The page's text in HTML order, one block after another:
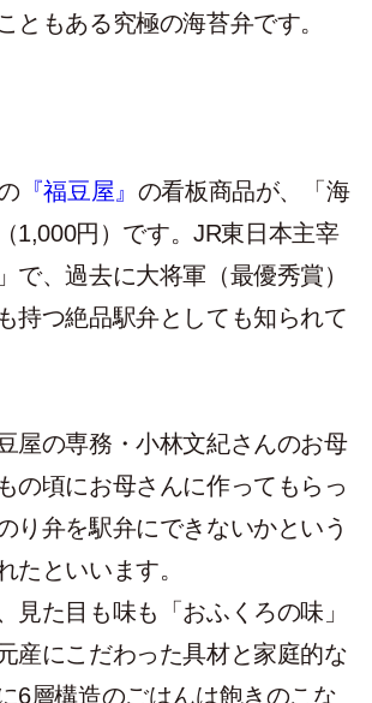
ともある究極の海苔弁です。
『福豆屋』 の看板商品が、「海
1,000円）です。JR東日本主宰
で、過去に大将軍（最優秀賞）
持つ絶品駅弁としても知られて
屋の専務・小林文紀さんのお母
の頃にお母さんに作ってもらっ
り弁を駅弁にできないかという
たといいます。
見た目も味も「おふくろの味」
産にこだわった具材と家庭的な
6層構造のごはんは飽きのこな